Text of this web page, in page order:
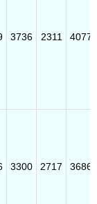
3736 2311 4077
3300 2717 3686